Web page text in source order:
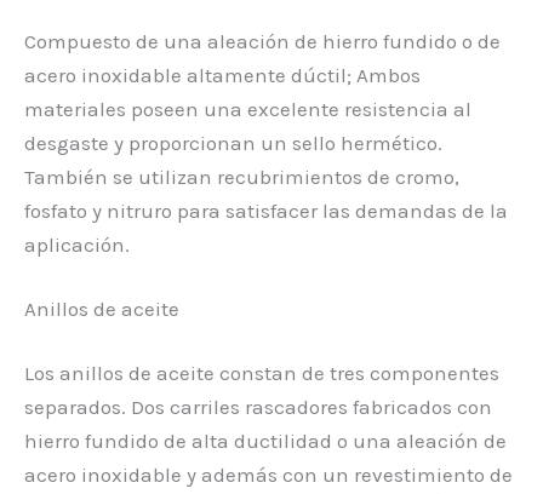
Compuesto de una aleación de hierro fundido o de
acero inoxidable altamente dúctil; Ambos
materiales poseen una excelente resistencia al
desgaste y proporcionan un sello hermético.
También se utilizan recubrimientos de cromo,
fosfato y nitruro para satisfacer las demandas de la
aplicación.
Anillos de aceite
Los anillos de aceite constan de tres componentes
separados. Dos carriles rascadores fabricados con
hierro fundido de alta ductilidad o una aleación de
acero inoxidable y además con un revestimiento de